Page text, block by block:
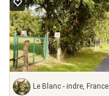
Le Blanc - indre, France